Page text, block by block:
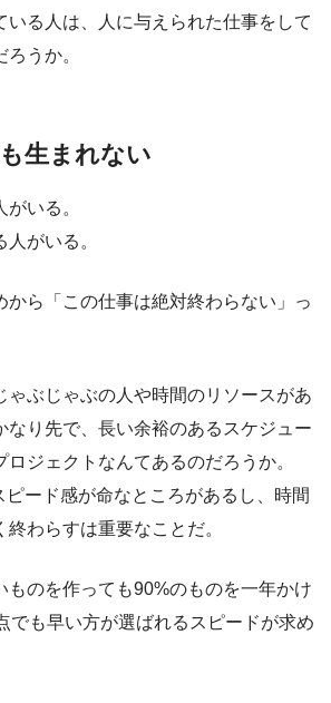
いる人は、人に与えられた仕事をして
うか。
生まれない
いる。
がいる。
から「この仕事は絶対終わらない」っ
ゃぶじゃぶの人や時間のリソースがあ
なり先で、長い余裕のあるスケジュー
ロジェクトなんてあるのだろうか。
ード感が命なところがあるし、時間
わらすは重要なことだ。
ものを作っても90%のものを一年かけ
でも早い方が選ばれるスピードが求め